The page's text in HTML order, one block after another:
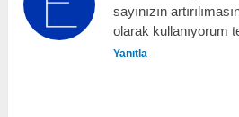
sayınızın
olarak kullanıyorum
Yanıtla